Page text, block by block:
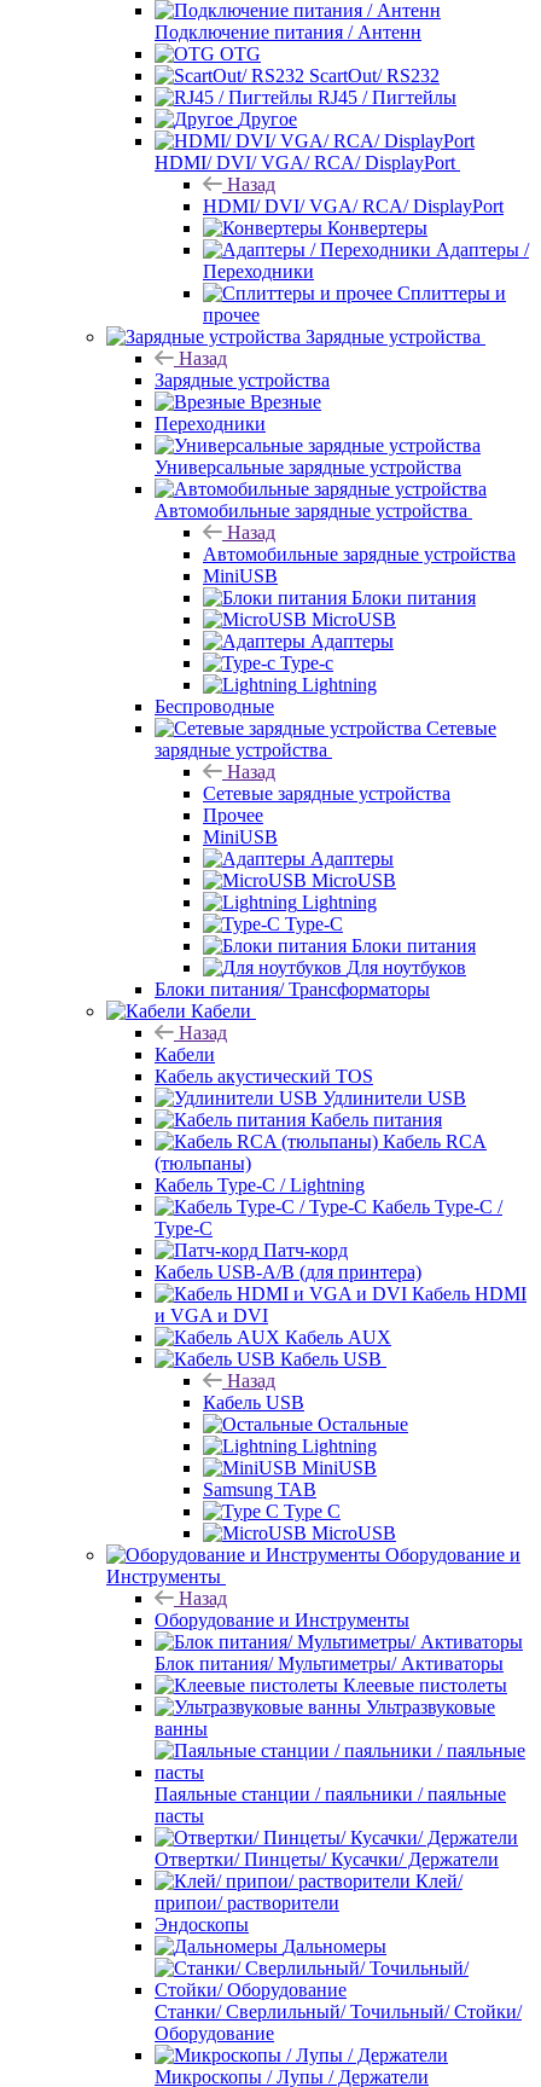
Подключение питания / Антенн
OTG
ScartOut/ RS232
RJ45 / Пигтейлы
Другое
HDMI/ DVI/ VGA/ RCA/ DisplayPort
Назад
HDMI/ DVI/ VGA/ RCA/ DisplayPort
Конвертеры
Адаптеры /
Переходники
Сплиттеры и
прочее
Зарядные устройства
Назад
Зарядные устройства
Врезные
Переходники
Универсальные зарядные устройства
Автомобильные зарядные устройства
Назад
Автомобильные зарядные устройства
MiniUSB
Блоки питания
MicroUSB
Адаптеры
Type-c
Lightning
Беспроводные
Сетевые
зарядные устройства
Назад
Сетевые зарядные устройства
Прочее
MiniUSB
Адаптеры
MicroUSB
Lightning
Type-C
Блоки питания
Для ноутбуков
Блоки питания/ Трансформаторы
Кабели
Назад
Кабели
Кабель акустический TOS
Удлинители USB
Кабель питания
Кабель RCA
(тюльпаны)
Кабель Type-C / Lightning
Кабель Type-C /
Type-C
Патч-корд
Кабель USB-A/B (для принтера)
Кабель HDMI
и VGA и DVI
Кабель AUX
Кабель USB
Назад
Кабель USB
Остальные
Lightning
MiniUSB
Samsung TAB
Type C
MicroUSB
Оборудование и
Инструменты
Назад
Оборудование и Инструменты
Блок питания/ Мультиметры/ Активаторы
Клеевые пистолеты
Ультразвуковые
ванны
Паяльные станции / паяльники / паяльные
пасты
Отвертки/ Пинцеты/ Кусачки/ Держатели
Клей/
припои/ растворители
Эндоскопы
Дальномеры
Станки/ Сверлильный/ Точильный/ Стойки/
Оборудование
Микроскопы / Лупы / Держатели